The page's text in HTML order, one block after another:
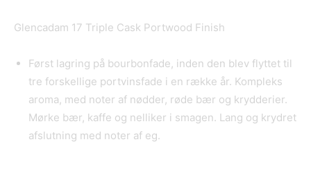
Glencadam 17 Triple Cask Portwood Finish
Først lagring på bourbonfade, inden den blev flyttet til
tre forskellige portvinsfade i en række år. Kompleks
aroma, med noter af nødder, røde bær og krydderier.
Mørke bær, kaffe og nelliker i smagen. Lang og krydret
afslutning med noter af eg.